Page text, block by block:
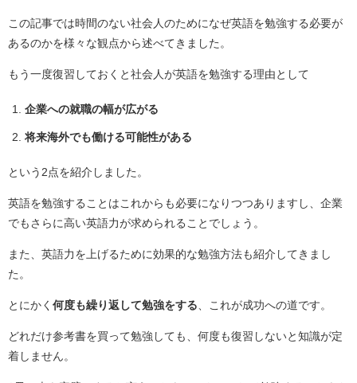
この記事では時間のない社会人のためになぜ英語を勉強する必要が
あるのかを様々な観点から述べてきました。
もう一度復習しておくと社会人が英語を勉強する理由として
企業への就職の幅が広がる
将来海外でも働ける可能性がある
という 2 点を紹介しました。
英語を勉強することはこれからも必要になりつつありますし、企業
でもさらに高い英語力が求められることでしょう。
また、英語力を上げるために効果的な勉強方法も紹介してきまし
た。
とにかく 何度も繰り返して勉強をする 、これが成功への道です。
どれだけ参考書を買って勉強しても、何度も復習しないと知識が定
着しません。